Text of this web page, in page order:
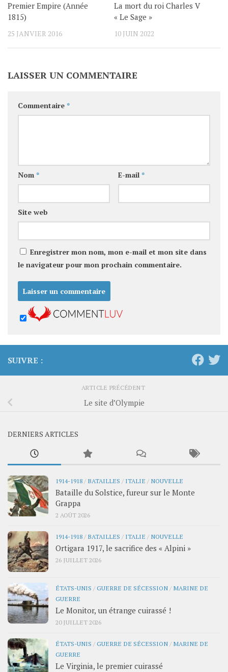
Premier Empire (Année
1815)
25 JANVIER 2016
La mort du roi Charles V
« Le Sage »
10 JUIN 2022
LAISSER UN COMMENTAIRE
Commentaire *
Nom * E-mail *
Site web
Enregistrer mon nom, mon e-mail et mon site dans
le navigateur pour mon prochain commentaire.
SUIVRE :
ARTICLE PRÉCÉDENT
Le site d’Olympie
DERNIERS ARTICLES
1914-1918 / BATAILLES / ITALIE / NOUVELLE
Bataille du Solstice, fureur sur le Monte
Grappa
2 AOÛT 2026
1914-1918 / BATAILLES / ITALIE / NOUVELLE
Ortigara 1917, le sacrifice des « Alpini »
26 JUILLET 2026
ÉTATS-UNIS /GUERRE DE SÉCESSION / MARINE DE
GUERRE
Le Monitor, un étrange cuirassé !
20 JUILLET 2026
ÉTATS-UNIS /GUERRE DE SÉCESSION / MARINE DE
GUERRE
Le Virginia, le premier cuirassé